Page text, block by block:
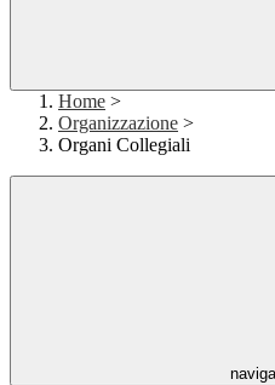
Home >
Organizzazione >
Organi Collegiali